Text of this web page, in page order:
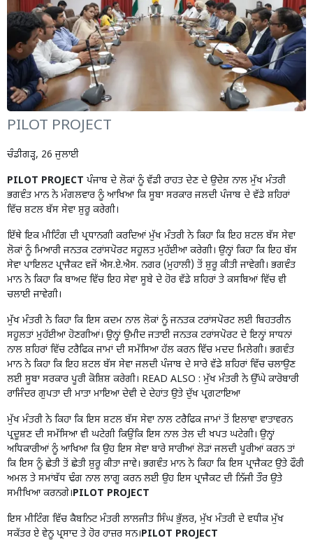
PILOT PROJECT
ਚੰਡੀਗੜ੍ਹ, 26 ਜੁਲਾਈ
PILOT PROJECT ਪੰਜਾਬ ਦੇ ਲੋਕਾਂ ਨੂੰ ਵੱਡੀ ਰਾਹਤ ਦੇਣ ਦੇ ਉਦੇਸ਼ ਨਾਲ ਮੁੱਖ ਮੰਤਰੀ
ਭਗਵੰਤ ਮਾਨ ਨੇ ਮੰਗਲਵਾਰ ਨੂੰ ਆਖਿਆ ਕਿ ਸੂਬਾ ਸਰਕਾਰ ਜਲਦੀ ਪੰਜਾਬ ਦੇ ਵੱਡੇ ਸ਼ਹਿਰਾਂ
ਵਿੱਚ ਸ਼ਟਲ ਬੱਸ ਸੇਵਾ ਸ਼ੁਰੂ ਕਰੇਗੀ।
ਇੱਥੇ ਇਕ ਮੀਟਿੰਗ ਦੀ ਪ੍ਰਧਾਨਗੀ ਕਰਦਿਆਂ ਮੁੱਖ ਮੰਤਰੀ ਨੇ ਕਿਹਾ ਕਿ ਇਹ ਸ਼ਟਲ ਬੱਸ ਸੇਵਾ
ਲੋਕਾਂ ਨੂੰ ਮਿਆਰੀ ਜਨਤਕ ਟਰਾਂਸਪੋਰਟ ਸਹੂਲਤ ਮੁਹੱਈਆ ਕਰੇਗੀ। ਉਨ੍ਹਾਂ ਕਿਹਾ ਕਿ ਇਹ ਬੱਸ
ਸੇਵਾ ਪਾਇਲਟ ਪ੍ਰਾਜੈਕਟ ਵਜੋਂ ਐਸ.ਏ.ਐਸ. ਨਗਰ (ਮੁਹਾਲੀ) ਤੋਂ ਸ਼ੁਰੂ ਕੀਤੀ ਜਾਵੇਗੀ। ਭਗਵੰਤ
ਮਾਨ ਨੇ ਕਿਹਾ ਕਿ ਬਾਅਦ ਵਿੱਚ ਇਹ ਸੇਵਾ ਸੂਬੇ ਦੇ ਹੋਰ ਵੱਡੇ ਸ਼ਹਿਰਾਂ ਤੇ ਕਸਬਿਆਂ ਵਿੱਚ ਵੀ
ਚਲਾਈ ਜਾਵੇਗੀ।
ਮੁੱਖ ਮੰਤਰੀ ਨੇ ਕਿਹਾ ਕਿ ਇਸ ਕਦਮ ਨਾਲ ਲੋਕਾਂ ਨੂੰ ਜਨਤਕ ਟਰਾਂਸਪੋਰਟ ਲਈ ਬਿਹਤਰੀਨ
ਸਹੂਲਤਾਂ ਮੁਹੱਈਆ ਹੋਣਗੀਆਂ। ਉਨ੍ਹਾਂ ਉਮੀਦ ਜਤਾਈ ਜਨਤਕ ਟਰਾਂਸਪੋਰਟ ਦੇ ਇਨ੍ਹਾਂ ਸਾਧਨਾਂ
ਨਾਲ ਸ਼ਹਿਰਾਂ ਵਿੱਚ ਟਰੈਫਿਕ ਜਾਮਾਂ ਦੀ ਸਮੱਸਿਆ ਹੱਲ ਕਰਨ ਵਿੱਚ ਮਦਦ ਮਿਲੇਗੀ। ਭਗਵੰਤ
ਮਾਨ ਨੇ ਕਿਹਾ ਕਿ ਇਹ ਸ਼ਟਲ ਬੱਸ ਸੇਵਾ ਜਲਦੀ ਪੰਜਾਬ ਦੇ ਸਾਰੇ ਵੱਡੇ ਸ਼ਹਿਰਾਂ ਵਿੱਚ ਚਲਾਉਣ
ਲਈ ਸੂਬਾ ਸਰਕਾਰ ਪੂਰੀ ਕੋਸ਼ਿਸ਼ ਕਰੇਗੀ। READ ALSO : ਮੁੱਖ ਮੰਤਰੀ ਨੇ ਉੱਘੇ ਕਾਰੋਬਾਰੀ
ਰਾਜਿੰਦਰ ਗੁਪਤਾ ਦੀ ਮਾਤਾ ਮਾਇਆ ਦੇਵੀ ਦੇ ਦੇਹਾਂਤ ਉਤੇ ਦੁੱਖ ਪ੍ਰਗਟਾਇਆ
ਮੁੱਖ ਮੰਤਰੀ ਨੇ ਕਿਹਾ ਕਿ ਇਸ ਸ਼ਟਲ ਬੱਸ ਸੇਵਾ ਨਾਲ ਟਰੈਫਿਕ ਜਾਮਾਂ ਤੋਂ ਇਲਾਵਾ ਵਾਤਾਵਰਨ
ਪ੍ਰਦੂਸ਼ਣ ਦੀ ਸਮੱਸਿਆ ਵੀ ਘਟੇਗੀ ਕਿਉਂਕਿ ਇਸ ਨਾਲ ਤੇਲ ਦੀ ਖਪਤ ਘਟੇਗੀ। ਉਨ੍ਹਾਂ
ਅਧਿਕਾਰੀਆਂ ਨੂੰ ਆਖਿਆ ਕਿ ਉਹ ਇਸ ਸੇਵਾ ਬਾਰੇ ਸਾਰੀਆਂ ਲੋੜਾਂ ਜਲਦੀ ਪੂਰੀਆਂ ਕਰਨ ਤਾਂ
ਕਿ ਇਸ ਨੂੰ ਛੇਤੀ ਤੋਂ ਛੇਤੀ ਸ਼ੁਰੂ ਕੀਤਾ ਜਾਵੇ। ਭਗਵੰਤ ਮਾਨ ਨੇ ਕਿਹਾ ਕਿ ਇਸ ਪ੍ਰਾਜੈਕਟ ਉਤੇ ਫੌਰੀ
ਅਮਲ ਤੇ ਸਮਾਂਬੱਧ ਢੰਗ ਨਾਲ ਲਾਗੂ ਕਰਨ ਲਈ ਉਹ ਇਸ ਪ੍ਰਾਜੈਕਟ ਦੀ ਨਿੱਜੀ ਤੌਰ ਉਤੇ
ਸਮੀਖਿਆ ਕਰਨਗੇ।PILOT PROJECT
ਇਸ ਮੀਟਿੰਗ ਵਿੱਚ ਕੈਬਨਿਟ ਮੰਤਰੀ ਲਾਲਜੀਤ ਸਿੰਘ ਭੁੱਲਰ, ਮੁੱਖ ਮੰਤਰੀ ਦੇ ਵਧੀਕ ਮੁੱਖ
ਸਕੱਤਰ ਏ ਵੇਨੂ ਪ੍ਰਸਾਦ ਤੇ ਹੋਰ ਹਾਜ਼ਰ ਸਨ।PILOT PROJECT